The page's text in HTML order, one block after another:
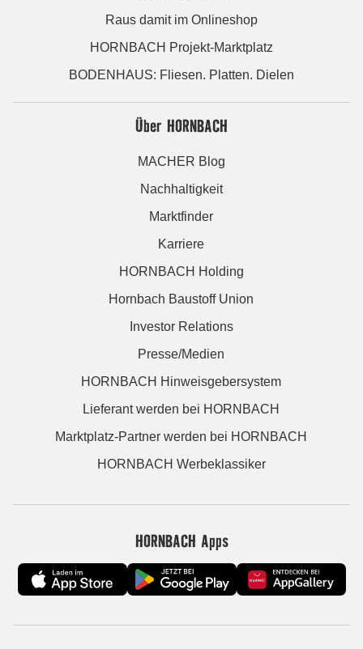
Raus damit im Onlineshop
HORNBACH Projekt-Marktplatz
BODENHAUS: Fliesen. Platten. Dielen
Über HORNBACH
MACHER Blog
Nachhaltigkeit
Marktfinder
Karriere
HORNBACH Holding
Hornbach Baustoff Union
Investor Relations
Presse/Medien
HORNBACH Hinweisgebersystem
Lieferant werden bei HORNBACH
Marktplatz-Partner werden bei HORNBACH
HORNBACH Werbeklassiker
HORNBACH Apps